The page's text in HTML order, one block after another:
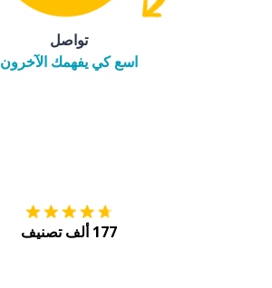
تواصل
اسع كي يفهمك الآخرون
177 ألف تصنيف